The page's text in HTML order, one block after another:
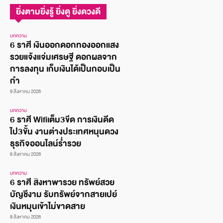
ยิ่งตามยิ่งรู้ ยิ่งดู ยิ่งดวงดี
บทความ
6 ราศี เงินออกดอกทองออกแสง
รวยแจ้งแจ่มเศรษฐี ดอกผลจาก
การลงทุน เก็บเงินได้เป็นกอบเป็น
กำ
9 สิงหาคม 2026
บทความ
6 ราศี Wifiเต็ม3ขีด การเงินดีด
ไป3ขั้น งานต่างประเทศหนุนดวง
ธุรกิจออนไลน์ร่ำรวย
8 สิงหาคม 2026
บทความ
6 ราศี สิงหาพารวย ทรัพย์สวย
บัญชีงาม รับทรัพย์จากสายเปย์
เงินหมุนเข้าไม่ขาดสาย
8 สิงหาคม 2026